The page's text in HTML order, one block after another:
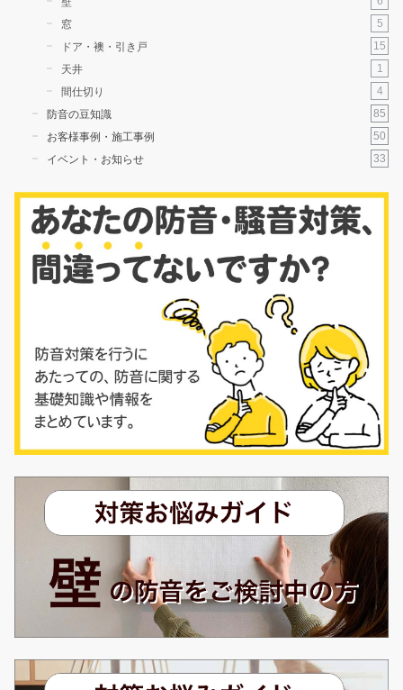
窓
5
ドア・襖・引き戸
15
天井
1
間仕切り
4
防音の豆知識
85
お客様事例・施工事例
50
イベント・お知らせ
33